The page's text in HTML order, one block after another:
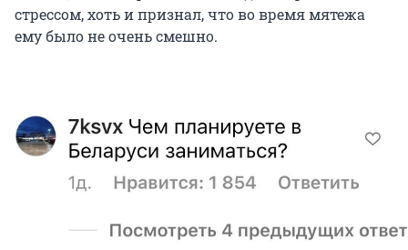
стрессом, хоть и признал, что во время мятежа
ему было не очень смешно.